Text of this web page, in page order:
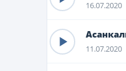
16.07.2020
11.07.2020